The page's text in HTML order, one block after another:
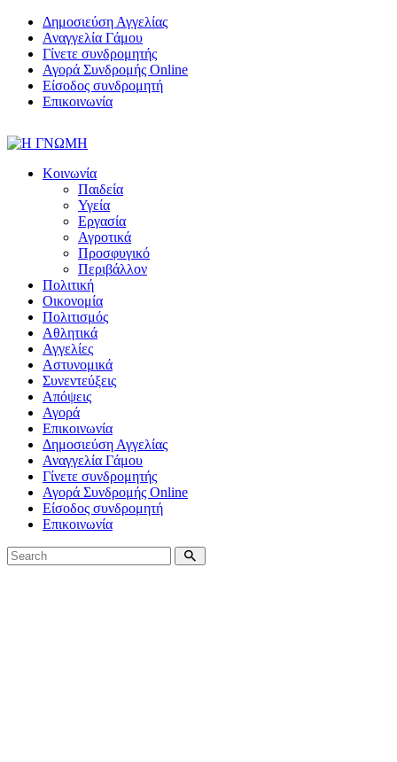
Δημοσιεύση Αγγελίας
Αναγγελία Γάμου
Γίνετε συνδρομητής
Αγορά Συνδρομής Online
Είσοδος συνδρομητή
Επικοινωνία
Κοινωνία
Παιδεία
Υγεία
Εργασία
Αγροτικά
Προσφυγικό
Περιβάλλον
Πολιτική
Οικονομία
Πολιτισμός
Αθλητικά
Αγγελίες
Αστυνομικά
Συνεντεύξεις
Απόψεις
Αγορά
Επικοινωνία
Δημοσιεύση Αγγελίας
Αναγγελία Γάμου
Γίνετε συνδρομητής
Αγορά Συνδρομής Online
Είσοδος συνδρομητή
Επικοινωνία